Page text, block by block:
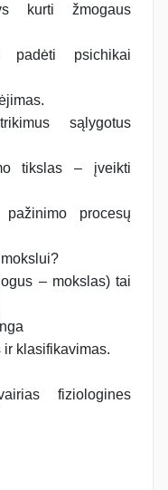
kurti žmogaus
padėti psichikai
sąlygotus
tikslas – įveikti
procesų
– mokslas) tai
ir klasifikavimas.
fiziologines